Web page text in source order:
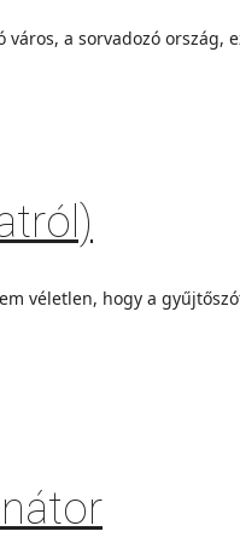
a sorvadozó ország,
véletlen, hogy a